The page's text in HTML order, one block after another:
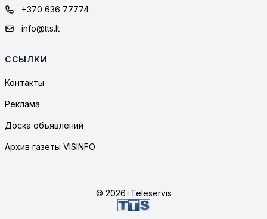
+370 636 77774
info@tts.lt
ССЫЛКИ
Контакты
Реклама
Доска объявлений
Архив газеты VISINFO
© 2026•Teleservis